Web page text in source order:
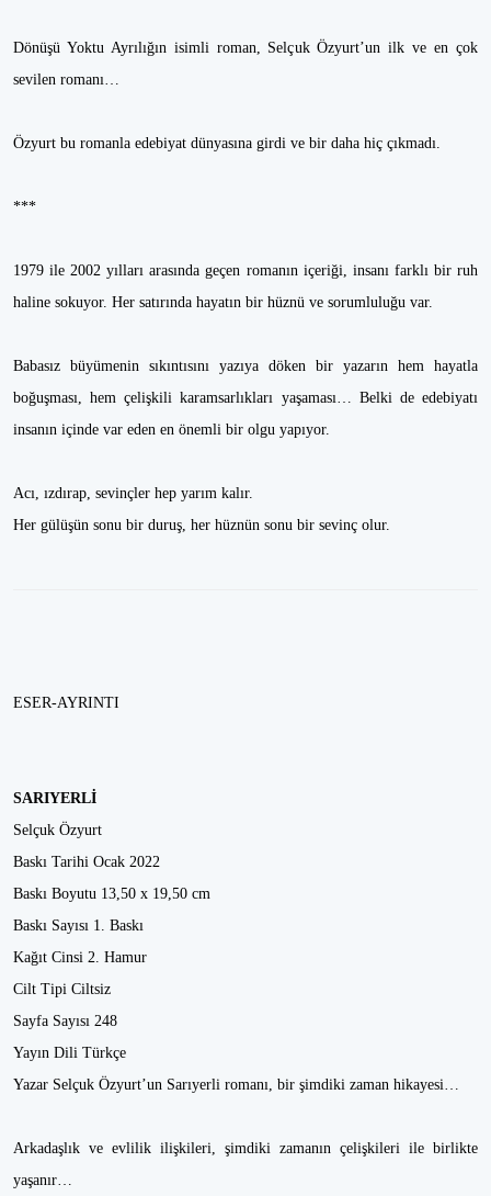
Dönüşü Yoktu Ayrılığın isimli roman, Selçuk Özyurt’un ilk ve en çok
sevilen romanı…
Özyurt bu romanla edebiyat dünyasına girdi ve bir daha hiç çıkmadı.
***
1979 ile 2002 yılları arasında geçen romanın içeriği, insanı farklı bir ruh
haline sokuyor. Her satırında hayatın bir hüznü ve sorumluluğu var.
Babasız büyümenin sıkıntısını yazıya döken bir yazarın hem hayatla
boğuşması, hem çelişkili karamsarlıkları yaşaması… Belki de edebiyatı
insanın içinde var eden en önemli bir olgu yapıyor.
Acı, ızdırap, sevinçler hep yarım kalır.
Her gülüşün sonu bir duruş, her hüznün sonu bir sevinç olur.
ESER-AYRINTI
SARIYERLİ
Selçuk Özyurt
Baskı Tarihi Ocak 2022
Baskı Boyutu 13,50 x 19,50 cm
Baskı Sayısı 1. Baskı
Kağıt Cinsi 2. Hamur
Cilt Tipi Ciltsiz
Sayfa Sayısı 248
Yayın Dili Türkçe
Yazar Selçuk Özyurt’un Sarıyerli romanı, bir şimdiki zaman hikayesi…
Arkadaşlık ve evlilik ilişkileri, şimdiki zamanın çelişkileri ile birlikte
yaşanır…